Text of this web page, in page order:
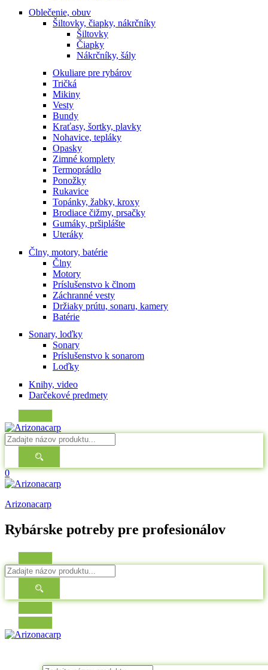
Oblečenie, obuv
Šiltovky, čiapky, nákrčníky
Šiltovky
Čiapky
Nákrčníky, šály
Okuliare pre rybárov
Tričká
Mikiny
Vesty
Bundy
Kraťasy, šortky, plavky
Nohavice, tepláky
Opasky
Zimné komplety
Termoprádlo
Ponožky
Rukavice
Topánky, žabky, kroxy
Brodiace čižmy, prsačky
Gumáky, pršiplášte
Uteráky
Člny, motory, batérie
Člny
Motory
Príslušenstvo k člnom
Záchranné vesty
Držiaky prútu, sonaru, kamery
Batérie
Sonary, loďky
Sonary
Príslušenstvo k sonarom
Loďky
Knihy, video
Darčekové predmety
0
Arizonacarp
Rybárske potreby pre profesionálov